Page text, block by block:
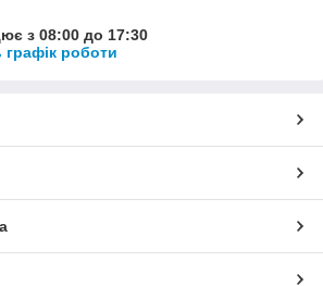
з 08:00 до 17:30
графік роботи